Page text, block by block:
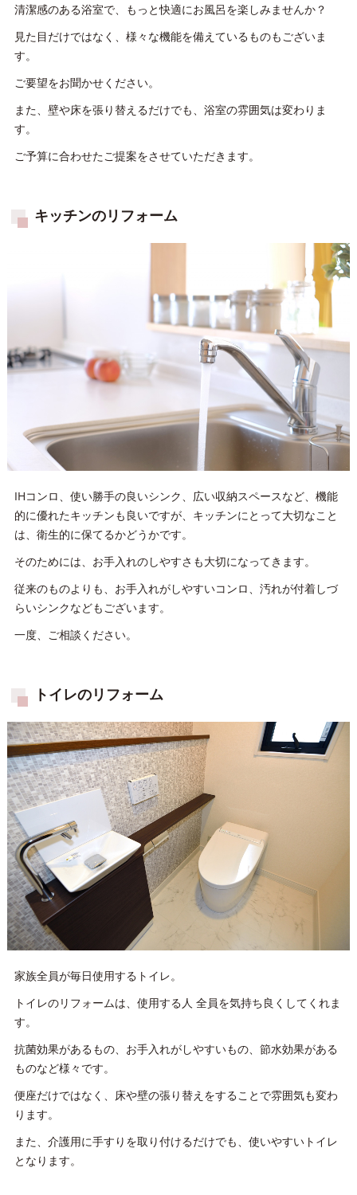
清潔感のある浴室で、もっと快適にお風呂を楽しみませんか？
見た目だけではなく、様々な機能を備えているものもございま
す。
ご要望をお聞かせください。
また、壁や床を張り替えるだけでも、浴室の雰囲気は変わりま
す。
ご予算に合わせたご提案をさせていただきます。
キッチンのリフォーム
IHコンロ、使い勝手の良いシンク、広い収納スペースなど、機能
的に優れたキッチンも良いですが、キッチンにとって大切なこと
は、衛生的に保てるかどうかです。
そのためには、お手入れのしやすさも大切になってきます。
従来のものよりも、お手入れがしやすいコンロ、汚れが付着しづ
らいシンクなどもございます。
一度、ご相談ください。
トイレのリフォーム
家族全員が毎日使用するトイレ。
トイレのリフォームは、使用する人 全員を気持ち良くしてくれま
す。
抗菌効果があるもの、お手入れがしやすいもの、節水効果がある
ものなど様々です。
便座だけではなく、床や壁の張り替えをすることで雰囲気も変わ
ります。
また、介護用に手すりを取り付けるだけでも、使いやすいトイレ
となります。